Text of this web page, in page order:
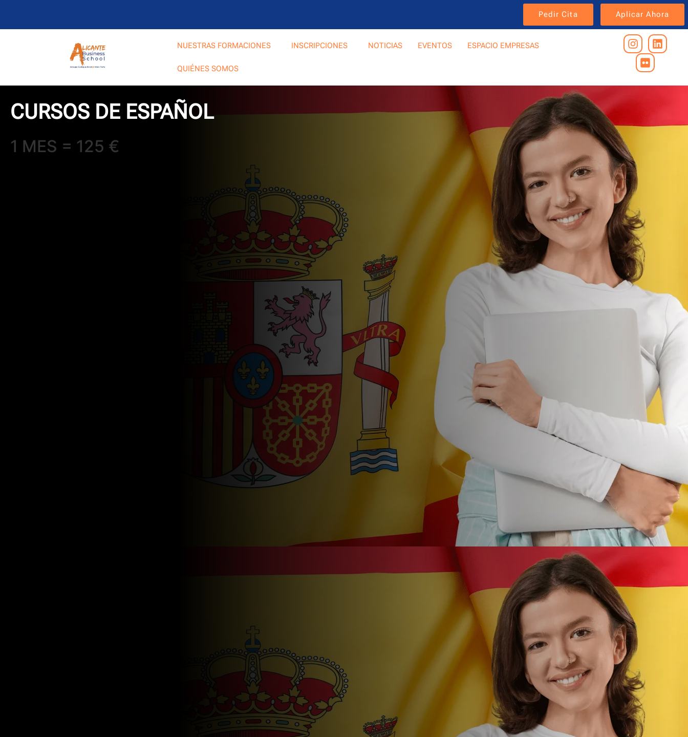
Aplicar Ahora
Pedir Cita
NUESTRAS FORMACIONES INSCRIPCIONES NOTICIAS EVENTOS ESPACIO EMPRESAS
QUIÉNES SOMOS
CURSOS DE ESPAÑOL
1 MES = 125 €